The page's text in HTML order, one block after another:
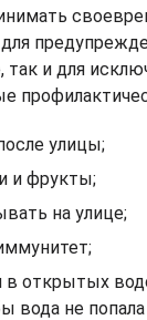
так и для
улицы;
и фрукты;
на улице;
в открытых
вода не